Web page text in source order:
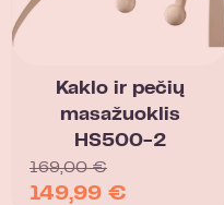
Kaklo ir pečių
masažuoklis
HS500-2
169,00€
149,99 €